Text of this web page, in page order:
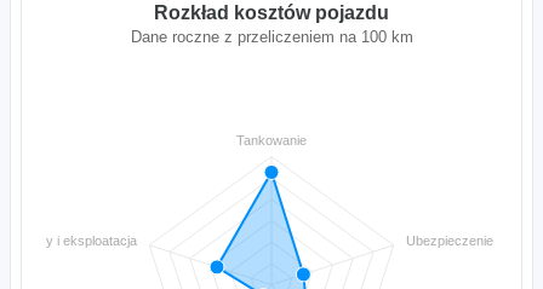
Tankowanie
Ubezpieczenie
Naprawy i eksploatacja
Rozkład kosztów pojazdu
Dane roczne z przeliczeniem na 100 km